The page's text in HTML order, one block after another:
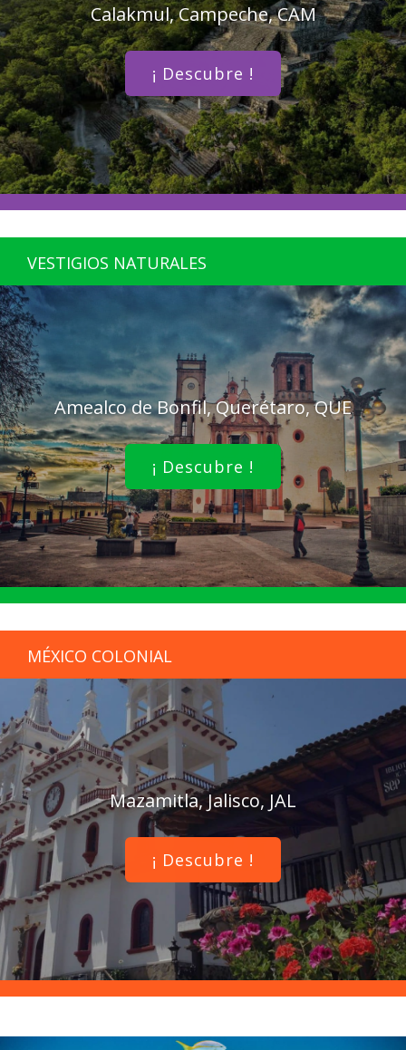
Calakmul, Campeche, CAM
¡ Descubre !
VESTIGIOS NATURALES
Amealco de Bonfil, Querétaro, QUE
¡ Descubre !
MÉXICO COLONIAL
Mazamitla, Jalisco, JAL
¡ Descubre !